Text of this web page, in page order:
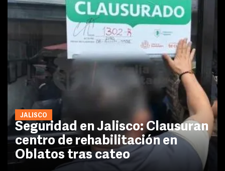
JALISCO
Seguridad en Jalisco: Clausuran
centro de rehabilitación en
Oblatos tras cateo